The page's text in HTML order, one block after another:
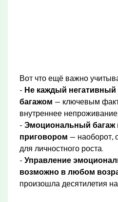
Вот что ещё важно
- Не каждый негативный
багажом — ключевым
внутреннее непроживание.
-Эмоциональный багаж
приговором — наоборот,
для личностного роста.
-Управление
возможно в любом
произошла десятилетия